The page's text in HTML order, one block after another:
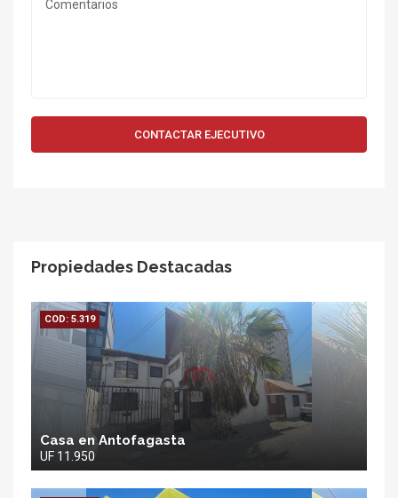
CONTACTAR EJECUTIVO
Propiedades Destacadas
COD: 5.319
Casa en Antofagasta
UF 11.950